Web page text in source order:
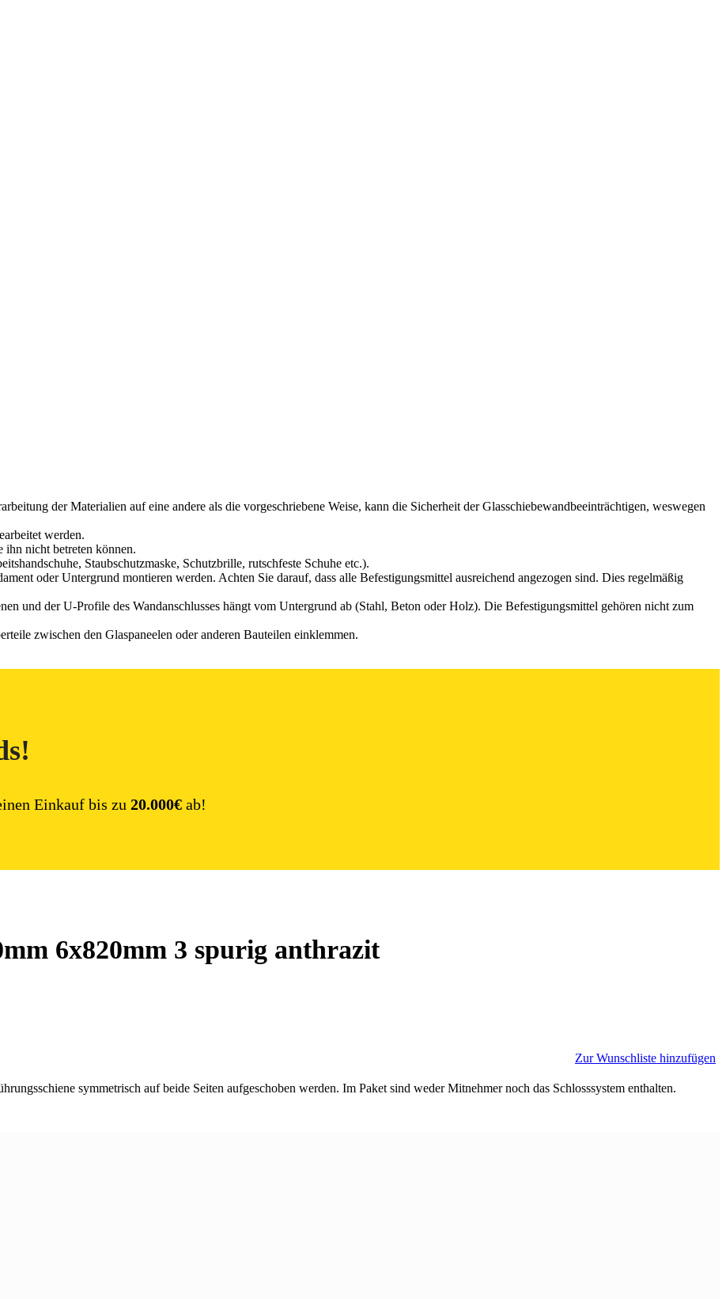
der Materialien auf eine andere als die vorgeschriebene Weise, kann die Sicherheit der Glasschiebewandbeeinträchtigen, weswegen
werden.
ihn nicht betreten können.
Staubschutzmaske, Schutzbrille, rutschfeste Schuhe etc.).
oder Untergrund montieren werden. Achten Sie darauf, dass alle Befestigungsmittel ausreichend angezogen sind. Dies regelmäßig
und der U-Profile des Wandanschlusses hängt vom Untergrund ab (Stahl, Beton oder Holz). Die Befestigungsmittel gehören nicht zum
zwischen den Glaspaneelen oder anderen Bauteilen einklemmen.
Einkauf bis zu 20.000€ ab!
6x820mm 3 spurig anthrazit
Zur Wunschliste hinzufügen
symmetrisch auf beide Seiten aufgeschoben werden. Im Paket sind weder Mitnehmer noch das Schlosssystem enthalten.